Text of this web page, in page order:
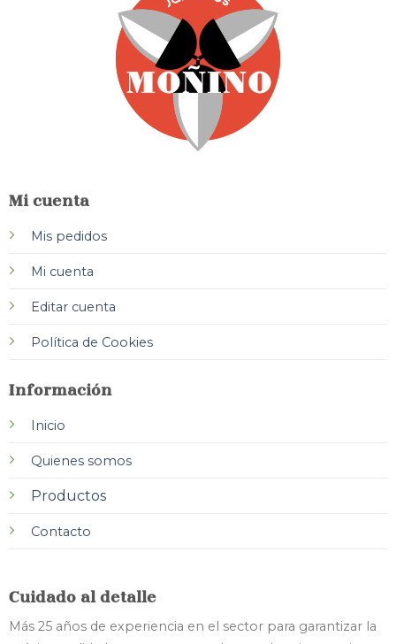
Mi cuenta
Mis pedidos
Mi cuenta
Editar cuenta
Política de Cookies
Información
Inicio
Quienes somos
Productos
Contacto
Cuidado al detalle
Más 25 años de experiencia en el sector para garantizar la